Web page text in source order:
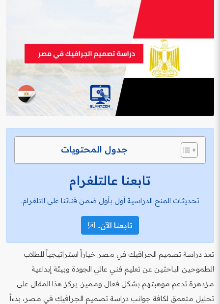
جدول المحتويات
تابعنا عالتلغرام
تحديثات المنح الدراسية أول بأول ضمن قناتنا على التلغرام.
تابعنا الآن..
تعد دراسة تصميم الجرافيك في مصر خياراً استراتيجياً للطلاب
الطموحين الباحثين عن تعليم فني عالي الجودة وبيئة إبداعية
مزدهرة تدعم موهبتهم بشكل فعال ومميز. يركز هذا المقال على
تحليل متعمق لكافة جوانب دراسة تصميم الجرافيك في مصر، بدءاً